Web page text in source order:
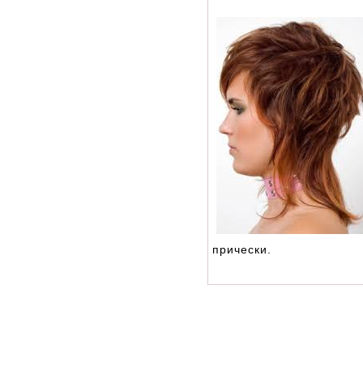
прически.